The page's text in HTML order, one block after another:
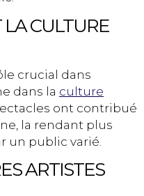
CULTURE
crucial dans
dans la culture
ont contribué
la rendant plus
un public varié.
ARTISTES